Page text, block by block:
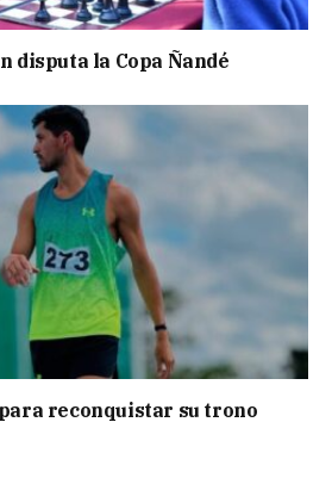
disputa la Copa Ñandé
reconquistar su trono